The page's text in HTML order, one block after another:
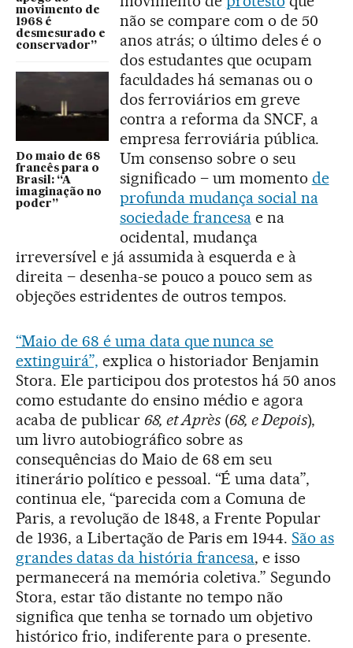
movimento de
1968 é
desmesurado e
conservador”
Do maio de 68
francês para o
Brasil: “A
imaginação no
poder”
não se compare com o de 50
anos atrás; o último deles é o
dos estudantes que ocupam
faculdades há semanas ou o
dos ferroviários em greve
contra a reforma da SNCF, a
empresa ferroviária pública.
Um consenso sobre o seu
significado – um momento de
profunda mudança social na
sociedade francesae na
ocidental, mudança
irreversível e já assumida à esquerda e à
direita – desenha-se pouco a pouco sem as
objeções estridentes de outros tempos.
“Maio de 68 é uma data que nunca se
extinguirá”, explica o historiador Benjamin
Stora. Ele participou dos protestos há 50 anos
como estudante do ensino médio e agora
acaba de publicar 68, et Après (68, e Depois),
um livro autobiográfico sobre as
consequências do Maio de 68 em seu
itinerário político e pessoal. “É uma data”,
continua ele, “parecida com a Comuna de
Paris, a revolução de 1848, a Frente Popular
de 1936, a Libertação de Paris em 1944.São as
grandes datas da história francesa, e isso
permanecerá na memória coletiva.” Segundo
Stora, estar tão distante no tempo não
significa que tenha se tornado um objetivo
histórico frio, indiferente para o presente.